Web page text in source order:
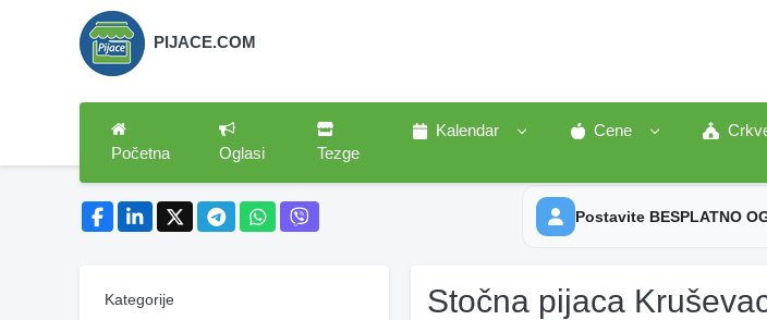
PIJACE.COM
Početna Oglasi Tezge
Kalendar Cene
Postavite BESPLATNO
Kategorije Stočna pijaca